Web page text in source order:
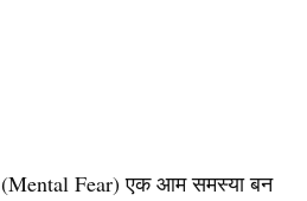
Fear) एक आम समस्या बन